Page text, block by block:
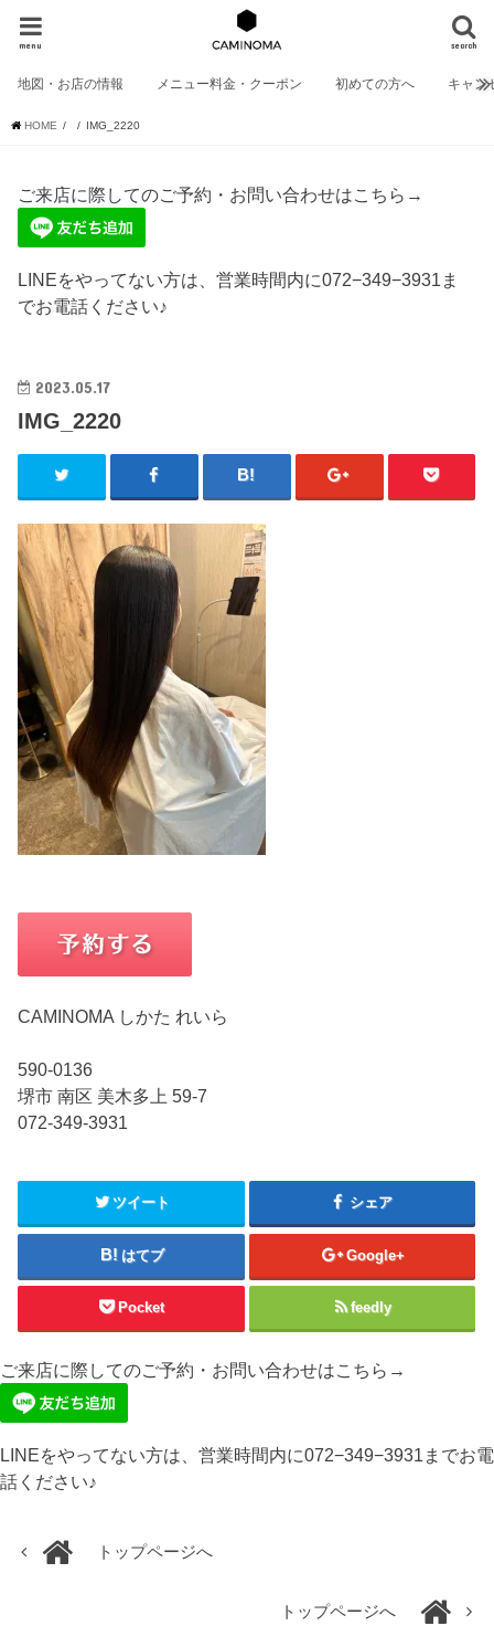
search
menu
地図・お店の情報 メニュー料金・クーポン 初めての方へ キャン
HOME IMG_2220
ご来店に際してのご予約・お問い合わせはこちら→
LINEをやってない方は、営業時間内に072−349−3931ま
でお電話ください♪
2023.05.17
IMG_2220
CAMINOMA しかた れいら
590-0136
堺市 南区 美木多上 59-7
072-349-3931
ツイート シェア
はてブ Google+
Pocket feedly
ご来店に際してのご予約・お問い合わせはこちら→
LINEをやってない方は、営業時間内に072−349−3931までお電
話ください♪
トップページへ
トップページへ